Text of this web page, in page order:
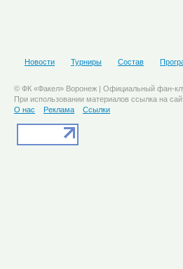
Новости Турниры Состав
© ФК «Факел» Воронеж | Официальный фан-
При использовании материалов ссылка на
О нас
Реклама Ссылки